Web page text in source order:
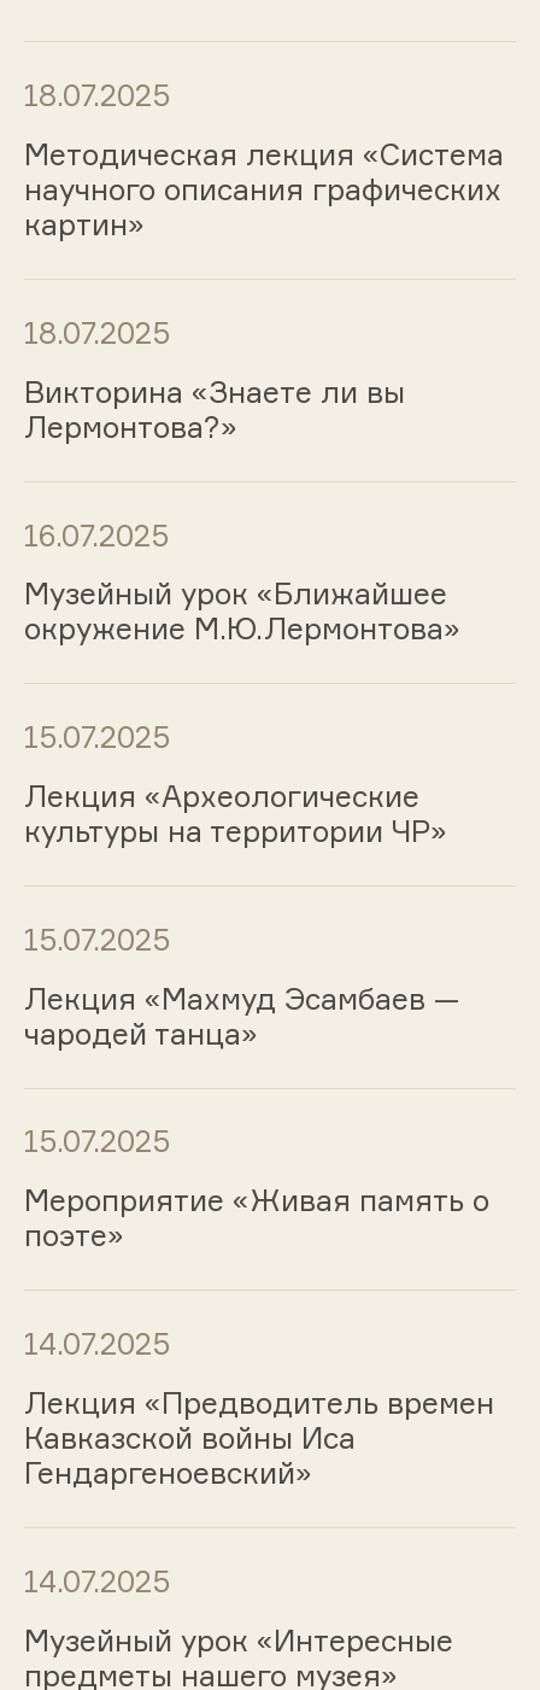
18.07.2025
Методическая лекция «Система
научного описания графических
картин»
18.07.2025
Викторина «Знаете ли вы
Лермонтова?»
16.07.2025
Музейный урок «Ближайшее
окружение М.Ю.Лермонтова»
15.07.2025
Лекция «Археологические
культуры на территории ЧР»
15.07.2025
Лекция «Махмуд Эсамбаев —
чародей танца»
15.07.2025
Мероприятие «Живая память о
поэте»
14.07.2025
Лекция «Предводитель времен
Кавказской войны Иса
Гендаргеноевский»
14.07.2025
Музейный урок «Интересные
предметы нашего музея»